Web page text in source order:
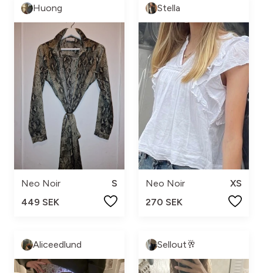
Huong
Neo Noir
S
449 SEK
Stella
Neo Noir
XS
270 SEK
Aliceedlund Sellout🥂